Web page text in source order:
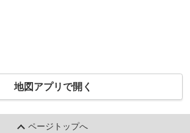
地図アプリで開く
ページトップへ